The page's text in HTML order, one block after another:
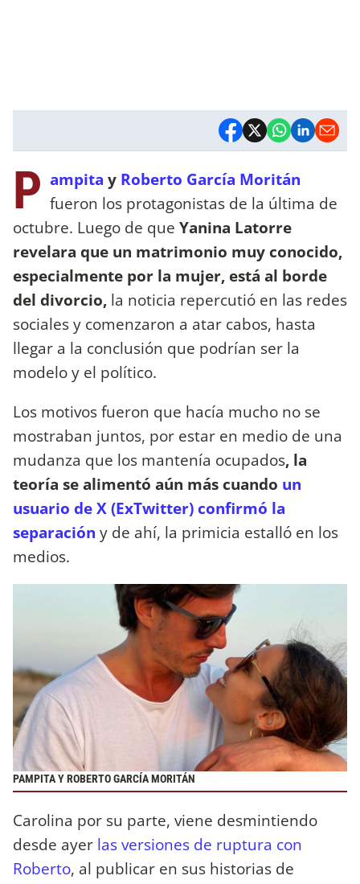
P ampita y Roberto García Moritán
fueron los protagonistas de la última de
octubre. Luego de que Yanina Latorre
revelara que un matrimonio muy conocido,
especialmente por la mujer, está al borde
del divorcio, la noticia repercutió en las redes
sociales y comenzaron a atar cabos, hasta
llegar a la conclusión que podrían ser la
modelo y el político.
Los motivos fueron que hacía mucho no se
mostraban juntos, por estar en medio de una
mudanza que los mantenía ocupados, la
teoría se alimentó aún más cuando un
usuario de X (ExTwitter) confirmó la
separación y de ahí, la primicia estalló en los
medios.
PAMPITA Y ROBERTO GARCÍA MORITÁN
Carolina por su parte, viene desmintiendo
desde ayer las versiones de ruptura con
Roberto, al publicar en sus historias de